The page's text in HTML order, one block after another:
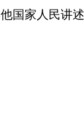
国家人民讲